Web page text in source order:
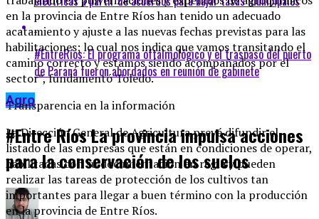
en la provincia de Entre Ríos han tenido un adecuado
acatamiento y ajuste a las nuevas fechas previstas para las
habilitaciones; lo cual nos indica que vamos transitando el
camino correcto y estamos siendo acompañados por el
sector”, fundamentó Toledo.
Transparencia en la información
La Dirección General de Agricultura prevé difundir el
listado de las empresas que están en condiciones de operar,
habilitadas con su documentación en regla y pueden
realizar las tareas de protección de los cultivos tan
importantes para llegar a buen término con la producción
en la provincia de Entre Ríos.
#EntreRíos: El programa oftalmológico y el traspaso del puerto
de Paraná fueron abordados en reunión de gabinete
Agro
#Entre Ríos La provincia impulsa acciones
para la conservación de los suelos